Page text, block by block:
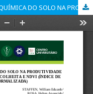
AVALIAÇÃO DA INFLUÊNCIA FÍSICA E QUÍMICA DO SOLO NA PRODUTIVIDADE DA SOJA (GLYCINE MAX) ATRAVÉS DE MAPA DE COLHEITA E NDVI (ÍNDICE DE VEGETAÇÃO DA DIFERENÇA NORMALIZADA)